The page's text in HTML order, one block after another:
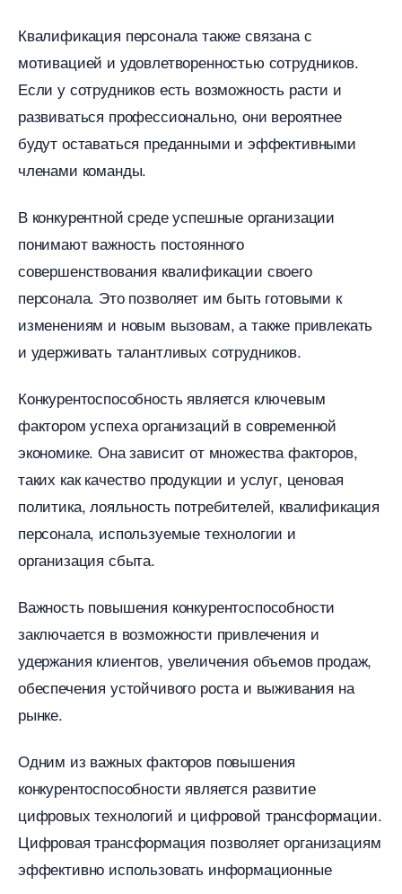
Квалификация персонала также связана с
мотивацией и удовлетворенностью сотрудников.​
Если у сотрудников есть возможность расти и
развиваться профессионально, они вероятнее
удут оставаться преданными и эффективными
членами команды.​
конкурентной среде успешные организации
понимают важность постоянного
совершенствования квалификации своего
персонала.​ Это позволяет им быть готовыми к
изменениям и новым вызовам, а также привлекать
и удерживать талантливых сотрудников.​
Конкурентоспособность является ключевым
фактором успеха организаций в современной
экономике. Она зависит от множества факторов,
таких как качество продукции и услуг, ценовая
политика, лояльность потребителей, квалификация
персонала, используемые технологии и
организация сбыта.
ажность повышения конкурентоспособности
заключается в возможности привлечения и
удержания клиентов, увеличения объемов продаж,
обеспечения устойчивого роста и выживания на
рынке.​
Одним из важных факторов повышения
конкурентоспособности является развитие
цифровых технологий и цифровой трансформации.​
Цифровая трансформация позволяет организациям
эффективно использовать информационные